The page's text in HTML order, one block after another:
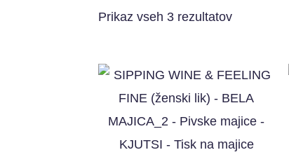
Prikaz vseh 3 rezultatov